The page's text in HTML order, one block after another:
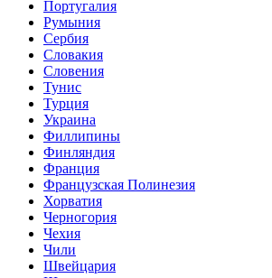
Португалия
Румыния
Сербия
Словакия
Словения
Тунис
Турция
Украина
Филлипины
Финляндия
Франция
Французская Полинезия
Хорватия
Черногория
Чехия
Чили
Швейцария